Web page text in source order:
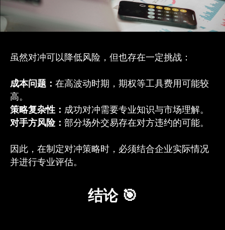
虽然对冲可以降低风险，但也存在一定挑战：
成本问题： 在高波动时期，期权等工具费用可能较
高。
策略复杂性： 成功对冲需要专业知识与市场理解。
对手方风险： 部分场外交易存在对方违约的可能。
因此，在制定对冲策略时，必须结合企业实际情况
并进行专业评估。
结论 🎯